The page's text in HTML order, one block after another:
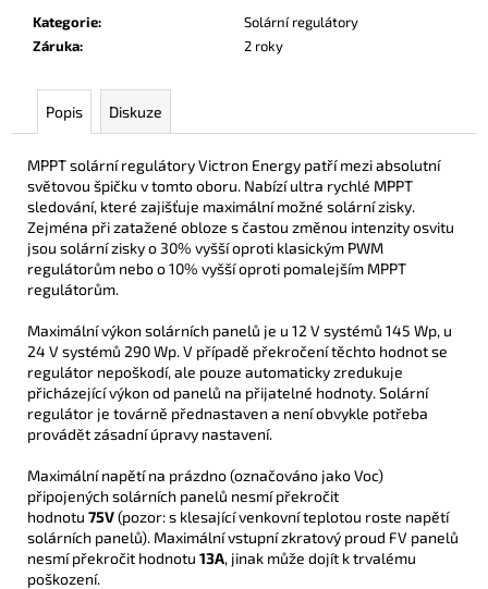
Kategorie:
Solární regulátory
Záruka: 2 roky
Popis Diskuze
MPPT solární regulátory Victron Energy patří mezi absolutní
světovou špičku v tomto oboru. Nabízí ultra rychlé MPPT
sledování, které zajišťuje maximální možné solární zisky.
Zejména při zatažené obloze s častou změnou intenzity osvitu
jsou solární zisky o 30% vyšší oproti klasickým PWM
regulátorům nebo o 10% vyšší oproti pomalejším MPPT
regulátorům.
Maximální výkon solárních panelů je u 12 V systémů 145 Wp, u
24 V systémů 290 Wp. V případě překročení těchto hodnot se
regulátor nepoškodí, ale pouze automaticky zredukuje
přicházející výkon od panelů na přijatelné hodnoty. Solární
regulátor je továrně přednastaven a není obvykle potřeba
provádět zásadní úpravy nastavení.
Maximální napětí na prázdno (označováno jako Voc)
připojených solárních panelů nesmí překročit
hodnotu 75V(pozor: s klesající venkovní teplotou roste napětí
solárních panelů). Maximální vstupní zkratový proud FV panelů
nesmí překročit hodnotu 13A, jinak může dojít k trvalému
poškození.
e
m
DISTRIBUČNÍ
PRO
4
POJISTKY
MIDI
NEBO
ANL
MINI
/POJISTKOVÝ
251,68
Kč